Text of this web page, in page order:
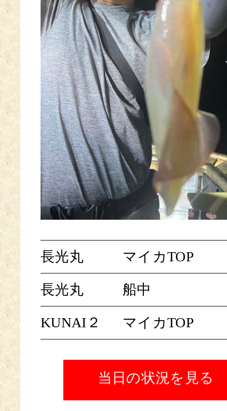
長光丸 マイカTOP
長光丸 船中
KUNAI２ マイカTOP
当日の状況を見る